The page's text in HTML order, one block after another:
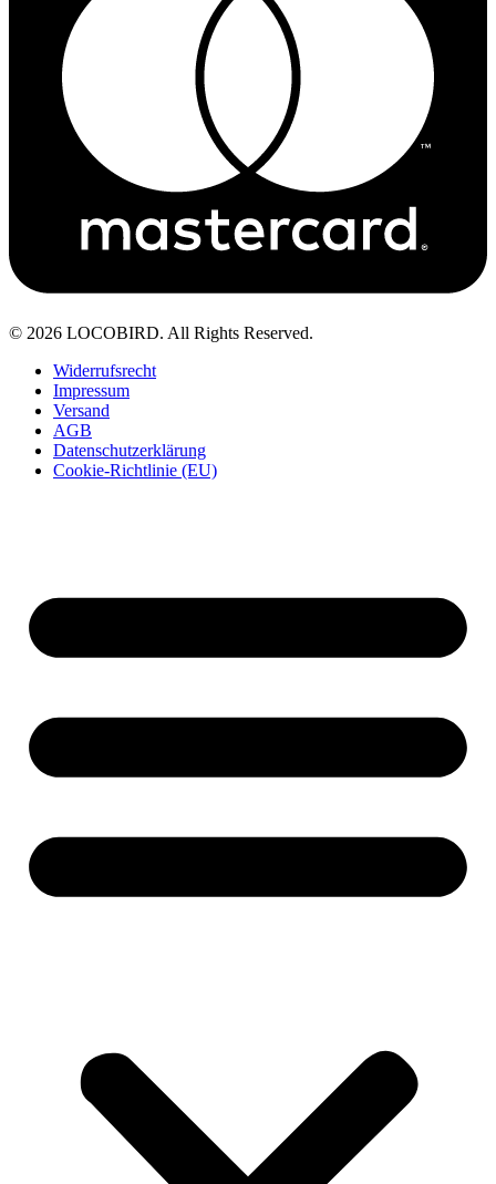
© 2026 LOCOBIRD. All Rights Reserved.
Widerrufsrecht
Impressum
Versand
AGB
Datenschutzerklärung
Cookie-Richtlinie (EU)